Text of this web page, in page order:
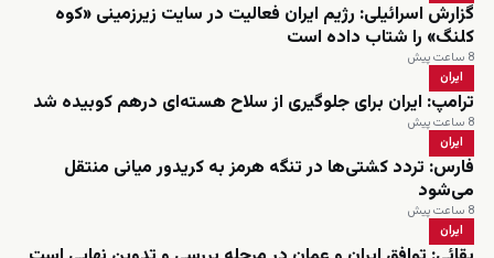
گزارش اسرائیلی: رژیم ایران فعالیت در سایت زیرزمینی «کوه
کلنگ» را شتاب داده است
8 ساعت پیش
ایران
ترامپ: ایران برای جلوگیری از سلاح هسته‌ای درهم کوبیده شد
8 ساعت پیش
ایران
فارس: تردد کشتی‌ها در تنگه هرمز به کریدور میانی منتقل
می‌شود
8 ساعت پیش
ایران